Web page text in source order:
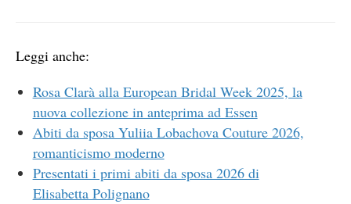
Leggi anche:
Rosa Clarà alla European Bridal Week 2025, la
nuova collezione in anteprima ad Essen
Abiti da sposa Yuliia Lobachova Couture 2026,
romanticismo moderno
Presentati i primi abiti da sposa 2026 di
Elisabetta Polignano